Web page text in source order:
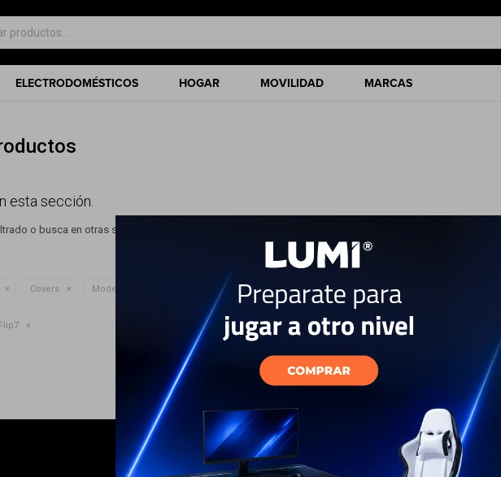
ELECTRODOMÉSTICOS HOGAR MOVILIDAD MARCAS
esta sección.
o busca en otras secciones de nuestro catálogo.
Covers Modelo: Quitar filtros